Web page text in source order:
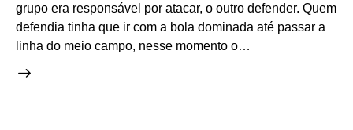
grupo era responsável por atacar, o outro defender. Quem
defendia tinha que ir com a bola dominada até passar a
linha do meio campo, nesse momento o…